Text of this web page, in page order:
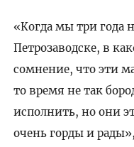
«Когда мы три года
Петрозаводске, в
сомнение, что эти
то время не так
исполнить, но они
очень горды и